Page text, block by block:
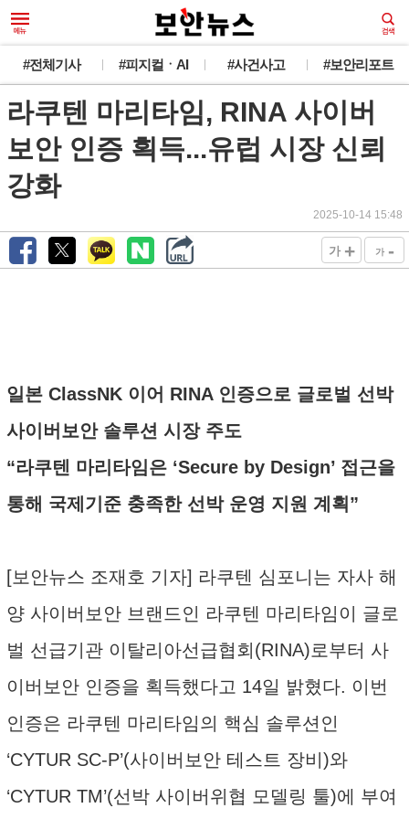
#전체기사 #피지컬ㆍAI #사건사고 #보안리포트
라쿠텐 마리타임, RINA 사이버
보안 인증 획득...유럽 시장 신뢰
강화
2025-10-14 15:48
가 + 가 -
일본 ClassNK 이어 RINA 인증으로 글로벌 선박
사이버보안 솔루션 시장 주도
“라쿠텐 마리타임은 ‘Secure by Design’ 접근을
통해 국제기준 충족한 선박 운영 지원 계획”
[보안뉴스 조재호 기자] 라쿠텐 심포니는 자사 해
양 사이버보안 브랜드인 라쿠텐 마리타임이 글로
벌 선급기관 이탈리아선급협회(RINA)로부터 사
이버보안 인증을 획득했다고 14일 밝혔다. 이번
인증은 라쿠텐 마리타임의 핵심 솔루션인
‘CYTUR SC-P’(사이버보안 테스트 장비)와
‘CYTUR TM’(선박 사이버위협 모델링 툴)에 부여